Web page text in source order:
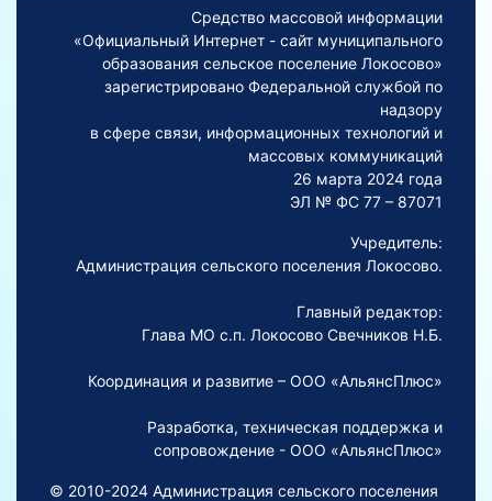
Средство массовой информации
«Официальный Интернет - сайт муниципального
образования сельское поселение Локосово»
зарегистрировано Федеральной службой по
надзору
в сфере связи, информационных технологий и
массовых коммуникаций
26 марта 2024 года
ЭЛ № ФС 77 – 87071
Учредитель:
Администрация сельского поселения Локосово.
Главный редактор:
Глава МО с.п. Локосово Свечников Н.Б.
Координация и развитие – ООО «АльянсПлюс»
Разработка, техническая поддержка и
сопровождение - ООО «АльянсПлюс»
© 2010-2024 Администрация сельского поселения